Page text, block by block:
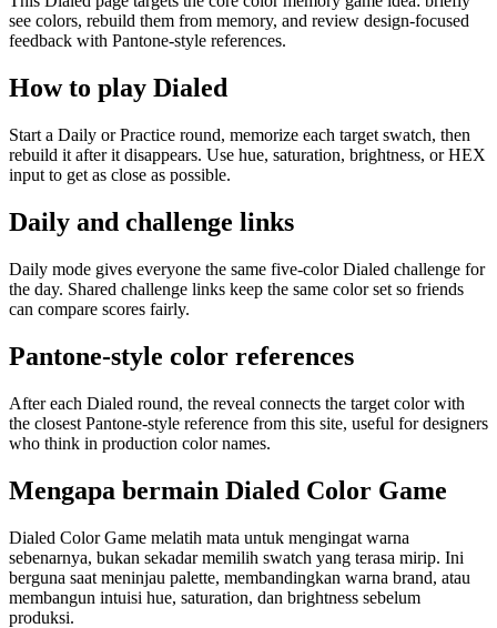
see colors, rebuild them from memory, and review design-focused
feedback with Pantone-style references.
How to play Dialed
Start a Daily or Practice round, memorize each target swatch, then
rebuild it after it disappears. Use hue, saturation, brightness, or HEX
input to get as close as possible.
Daily and challenge links
Daily mode gives everyone the same five-color Dialed challenge for
the day. Shared challenge links keep the same color set so friends
can compare scores fairly.
Pantone-style color references
After each Dialed round, the reveal connects the target color with
the closest Pantone-style reference from this site, useful for designers
who think in production color names.
Mengapa bermain Dialed Color Game
Dialed Color Game melatih mata untuk mengingat warna
sebenarnya, bukan sekadar memilih swatch yang terasa mirip. Ini
berguna saat meninjau palette, membandingkan warna brand, atau
membangun intuisi hue, saturation, dan brightness sebelum
produksi.